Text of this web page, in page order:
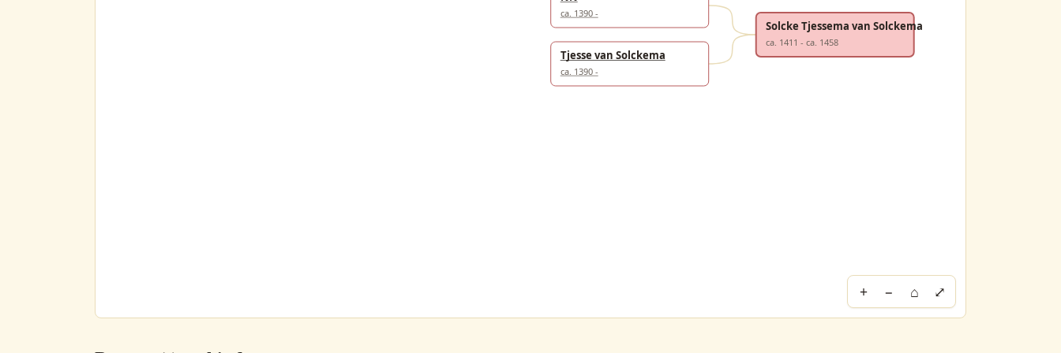
ca. 1390 -
Tjesse van Solckema
ca. 1390 -
Solcke Tjessema van Solckema
ca. 1411 - ca. 1458
+ − ⌂ ⤢